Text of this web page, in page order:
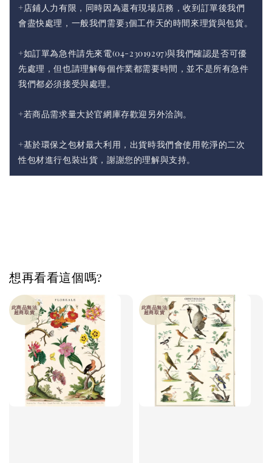
+店鋪人力有限，同時因為還有現場店務，收到訂單後我們
會盡快處理，一般我們需要3個工作天的時間來理貨與包貨。
+如訂單為急件請先來電(04-23019297)與我們確認是否可優
先處理，但也請理解每個作業都需要時間，並不是所有急件
我們都必須接受與處理。
+若商品需求量大於官網庫存歡迎另外洽詢。
+基於環保之包材最大利用，出貨時我們會使用乾淨的二次
性包材進行包裝出貨，謝謝您的理解與支持。
想再看看這個嗎?
此商品無法
超商取貨
此商品無法
超商取貨